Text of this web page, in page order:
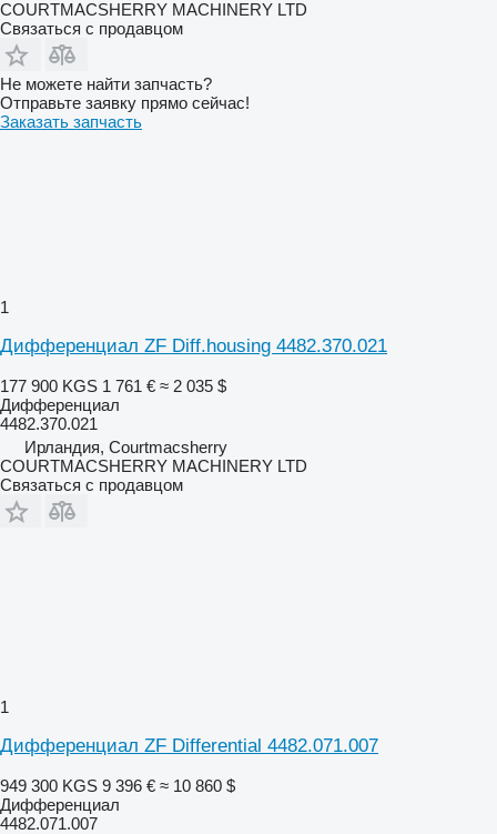
COURTMACSHERRY MACHINERY LTD
Связаться с продавцом
Не можете найти запчасть?
Отправьте заявку прямо сейчас!
Заказать запчасть
1
Дифференциал ZF Diff.housing 4482.370.021
177 900 KGS 1 761 € ≈ 2 035 $
Дифференциал
4482.370.021
Ирландия, Courtmacsherry
COURTMACSHERRY MACHINERY LTD
Связаться с продавцом
1
Дифференциал ZF Differential 4482.071.007
949 300 KGS 9 396 € ≈ 10 860 $
Дифференциал
4482.071.007